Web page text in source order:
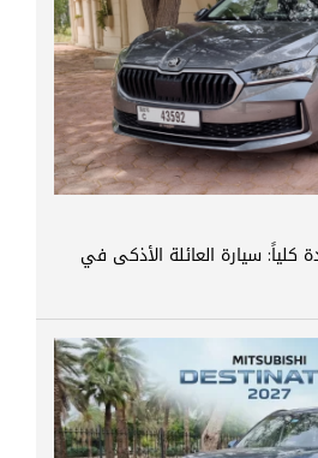
كلياً: سيارة العائلة الأذكى في